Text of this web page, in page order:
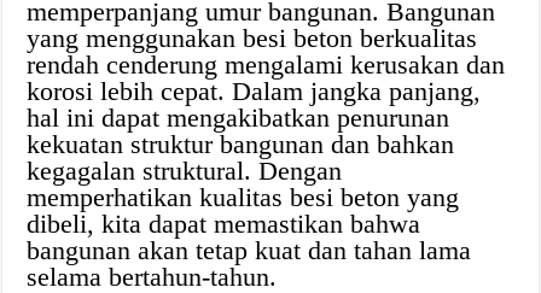
memperpanjang umur bangunan. Bangunan
yang menggunakan besi beton berkualitas
rendah cenderung mengalami kerusakan dan
korosi lebih cepat. Dalam jangka panjang,
hal ini dapat mengakibatkan penurunan
kekuatan struktur bangunan dan bahkan
kegagalan struktural. Dengan
memperhatikan kualitas besi beton yang
dibeli, kita dapat memastikan bahwa
bangunan akan tetap kuat dan tahan lama
selama bertahun-tahun.